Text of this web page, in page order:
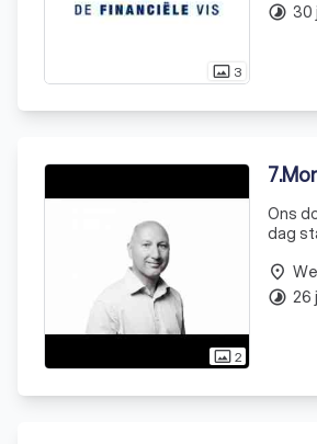
photo_size_select_actual 3
timelapse 30
photo_size_select_actual2
7.
Ons
dag
place
timelapse 26